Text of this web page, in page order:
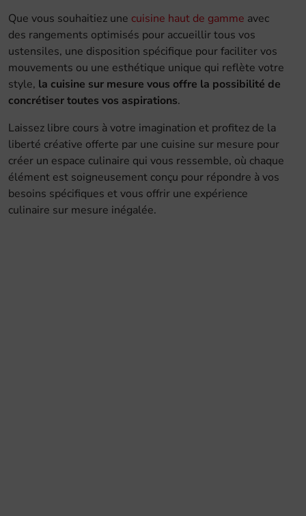
Que vous souhaitiez une cuisine haut de gamme avec
des rangements optimisés pour accueillir tous vos
ustensiles, une disposition spécifique pour faciliter vos
mouvements ou une esthétique unique qui reflète votre
style, la cuisine sur mesure vous offre la possibilité de
concrétiser toutes vos aspirations.
Laissez libre cours à votre imagination et profitez de la
liberté créative offerte par une cuisine sur mesure pour
créer un espace culinaire qui vous ressemble, où chaque
élément est soigneusement conçu pour répondre à vos
besoins spécifiques et vous offrir une expérience
culinaire sur mesure inégalée.